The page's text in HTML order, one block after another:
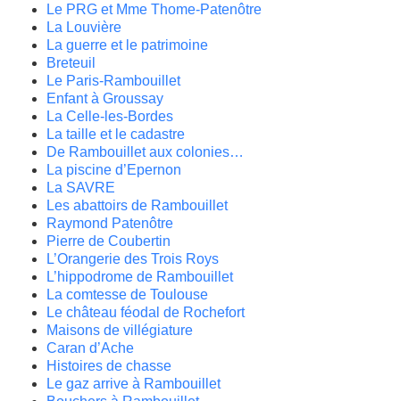
Le PRG et Mme Thome-Patenôtre
La Louvière
La guerre et le patrimoine
Breteuil
Le Paris-Rambouillet
Enfant à Groussay
La Celle-les-Bordes
La taille et le cadastre
De Rambouillet aux colonies…
La piscine d’Epernon
La SAVRE
Les abattoirs de Rambouillet
Raymond Patenôtre
Pierre de Coubertin
L’Orangerie des Trois Roys
L’hippodrome de Rambouillet
La comtesse de Toulouse
Le château féodal de Rochefort
Maisons de villégiature
Caran d’Ache
Histoires de chasse
Le gaz arrive à Rambouillet